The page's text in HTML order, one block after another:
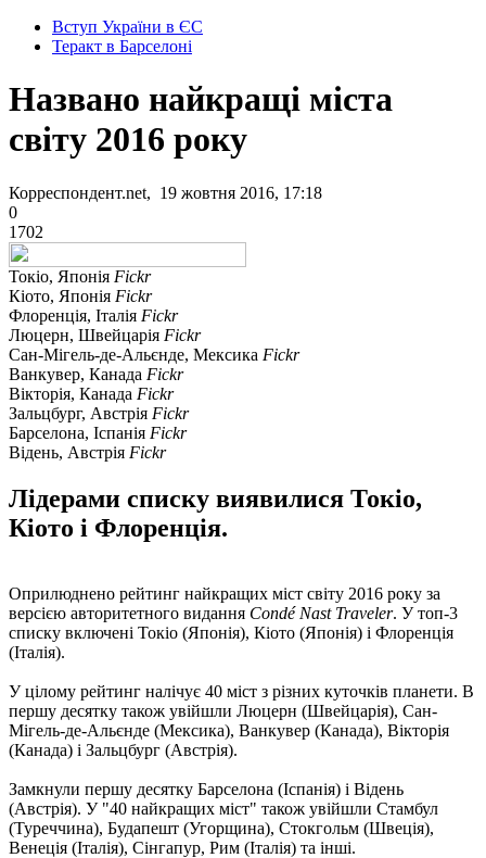
Вступ України в ЄС
Теракт в Барселоні
Названо найкращі міста
світу 2016 року
Корреспондент.net, 19 жовтня 2016, 17:18
0
1702
Токіо, Японія Fickr
Кіото, Японія Fickr
Флоренція, Італія Fickr
Люцерн, Швейцарія Fickr
Сан-Мігель-де-Альєнде, Мексика Fickr
Ванкувер, Канада Fickr
Вікторія, Канада Fickr
Зальцбург, Австрія Fickr
Барселона, Іспанія Fickr
Відень, Австрія Fickr
Лідерами списку виявилися Токіо,
Кіото і Флоренція.
Оприлюднено рейтинг найкращих міст світу 2016 року за
версією авторитетного видання Condé Nast Traveler. У топ-3
списку включені Токіо (Японія), Кіото (Японія) і Флоренція
(Італія).
У цілому рейтинг налічує 40 міст з різних куточків планети. В
першу десятку також увійшли Люцерн (Швейцарія), Сан-
Мігель-де-Альєнде (Мексика), Ванкувер (Канада), Вікторія
(Канада) і Зальцбург (Австрія).
Замкнули першу десятку Барселона (Іспанія) і Відень
(Австрія). У "40 найкращих міст" також увійшли Стамбул
(Туреччина), Будапешт (Угорщина), Стокгольм (Швеція),
Венеція (Італія), Сінгапур, Рим (Італія) та інші.